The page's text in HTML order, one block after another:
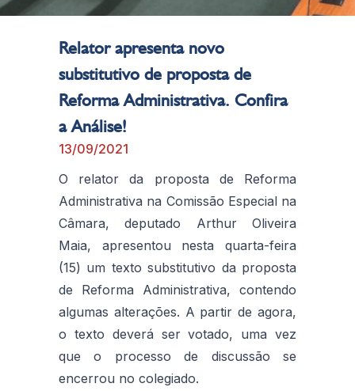
Relator apresenta novo
substitutivo de proposta de
Reforma Administrativa. Confira
a Análise!
13/09/2021
O relator da proposta de Reforma
Administrativa na Comissão Especial na
Câmara, deputado Arthur Oliveira
Maia, apresentou nesta quarta-feira
(15) um texto substitutivo da proposta
de Reforma Administrativa, contendo
algumas alterações. A partir de agora,
o texto deverá ser votado, uma vez
que o processo de discussão se
encerrou no colegiado.